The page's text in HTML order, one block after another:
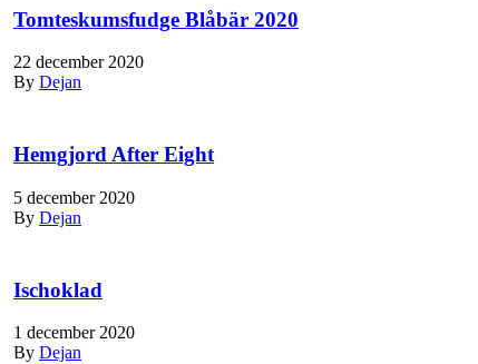
Tomteskumsfudge Blåbär 2020
22 december 2020
By Dejan
Hemgjord After Eight
5 december 2020
By Dejan
Ischoklad
1 december 2020
By Dejan